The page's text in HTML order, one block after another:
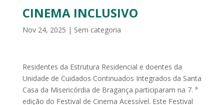
CINEMA INCLUSIVO
Nov 24, 2025 | Sem categoria
Residentes da Estrutura Residencial e doentes da
Unidade de Cuidados Continuados Integrados da Santa
Casa da Misericórdia de Bragança participaram na 7. °
edição do Festival de Cinema Acessível. Este Festival